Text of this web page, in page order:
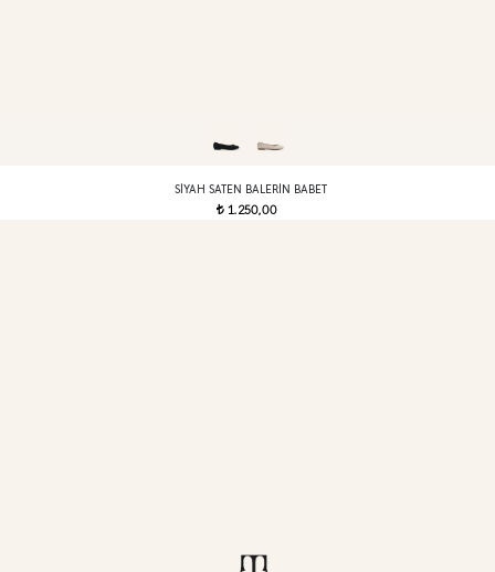
SIYAH SATEN BALERIN BABET
t1.250,00